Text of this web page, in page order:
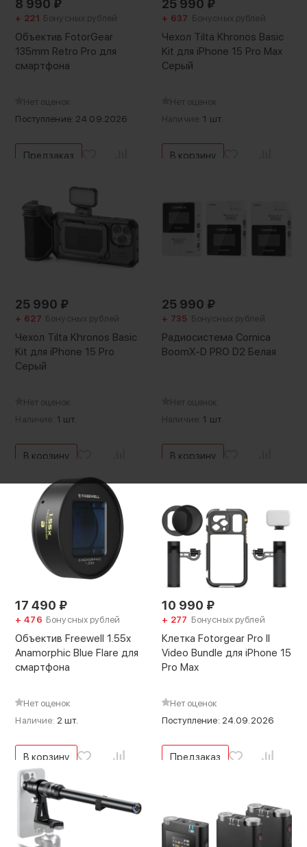
8 990 ₽
+ 221 Бонусных рублей
Объектив FotorGear
135mm Retro Pro для
смартфона
Нет оценок
Поступление: 24.09.2026
Предзаказ
25 990 ₽
+ 637 Бонусных рублей
Чехол Tilta Khronos Basic
Kit для iPhone 15 Pro Max
Серый
Нет оценок
Наличие: 1 шт.
В корзину
25 990 ₽
+ 627 Бонусных рублей
Чехол Tilta Khronos Basic
Kit для iPhone 15 Pro
Серый
Нет оценок
Наличие: 1 шт.
В корзину
25 990 ₽
+ 735 Бонусных рублей
Радиосистема Comica
BoomX-D PRO D2 Белая
Нет оценок
Наличие: 1 шт.
В корзину
17 490 ₽
+ 476 Бонусных рублей
Объектив Freewell 1.55x
Anamorphic Blue Flare для
смартфона
Нет оценок
Наличие: 2 шт.
В корзину
10 990 ₽
+ 277 Бонусных рублей
Клетка Fotorgear Pro II
Video Bundle для iPhone 15
Pro Max
Нет оценок
Поступление: 24.09.2026
Предзаказ